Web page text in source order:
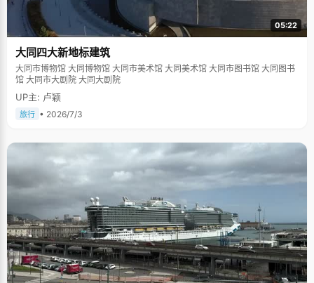
05:22
大同四大新地标建筑
大同市博物馆 大同博物馆 大同市美术馆 大同美术馆 大同市图书馆 大同图书
馆 大同市大剧院 大同大剧院
UP主: 卢颖
旅行 • 2026/7/3